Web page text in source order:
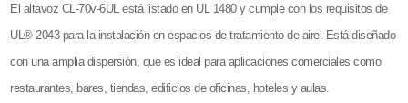
El altavoz CL-70v-6UL está listado en UL 1480 y cumple con los requisitos de
UL® 2043 para la instalación en espacios de tratamiento de aire. Está diseñado
con una amplia dispersión, que es ideal para aplicaciones comerciales como
restaurantes, bares, tiendas, edificios de oficinas, hoteles y aulas.